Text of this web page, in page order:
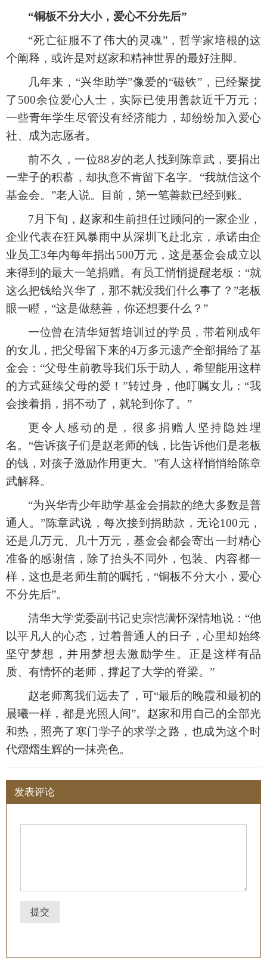
“铜板不分大小，爱心不分先后”
“死亡征服不了伟大的灵魂”，哲学家培根的这
个阐释，或许是对赵家和精神世界的最好注脚。
几年来， “兴华助学”像爱的“磁铁”，已经聚拢
了500余位爱心人士，实际已使用善款近千万元；
一些青年学生尽管没有经济能力，却纷纷加入爱心
社、成为志愿者。
前不久，一位88岁的老人找到陈章武，要捐出
一辈子的积蓄，却执意不肯留下名字。“我就信这个
基金会。”老人说。目前，第一笔善款已经到账。
7月下旬，赵家和生前担任过顾问的一家企业，
企业代表在狂风暴雨中从深圳飞赴北京，承诺由企
业员工3年内每年捐出500万元，这是基金会成立以
来得到的最大一笔捐赠。有员工悄悄提醒老板：“就
这么把钱给兴华了，那不就没我们什么事了？”老板
眼一瞪，“这是做慈善，你还想要什么？”
一位曾在清华短暂培训过的学员，带着刚成年
的女儿，把父母留下来的4万多元遗产全部捐给了基
金会：“父母生前教导我们乐于助人，希望能用这样
的方式延续父母的爱！”转过身，他叮嘱女儿：“我
会接着捐，捐不动了，就轮到你了。”
更令人感动的是，很多捐赠人坚持隐姓埋
名。 “告诉孩子们是赵老师的钱，比告诉他们是老板
的钱，对孩子激励作用更大。”有人这样悄悄给陈章
武解释。
“为兴华青少年助学基金会捐款的绝大多数是普
通人。”陈章武说，每次接到捐助款，无论100元，
还是几万元、几十万元，基金会都会寄出一封精心
准备的感谢信，除了抬头不同外，包装、内容都一
样，这也是老师生前的嘱托，“铜板不分大小，爱心
不分先后”。
清华大学党委副书记史宗恺满怀深情地说： “他
以平凡人的心态，过着普通人的日子，心里却始终
坚守梦想，并用梦想去激励学生。正是这样有品
质、有情怀的老师，撑起了大学的脊梁。”
赵老师离我们远去了，可“最后的晚霞和最初的
晨曦一样，都是光照人间”。赵家和用自己的全部光
和热，照亮了寒门学子的求学之路，也成为这个时
代熠熠生辉的一抹亮色。
发表评论
提交